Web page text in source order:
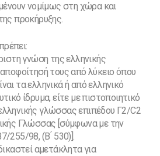
νομίμως στη χώρα και
προκήρυξης.
γνώση της ελληνικής
τους από λύκειο όπου
τα ελληνικά ή από ελληνικό
ίδρυμα, είτε με πιστοποιητικό
γλώσσας επιπέδου Γ2/C2
Γλώσσας [σύμφωνα με την
255/98, (Β ́ 530)].
αμετάκλητα για